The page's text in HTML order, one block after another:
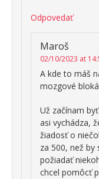
Odpovedať
Maroš
02/10/2023 at
A kde to máš
mozgové
Už začínam
asi vychádza,
žiadosť o
za 500, než by
požiadať
chcel pomôcť